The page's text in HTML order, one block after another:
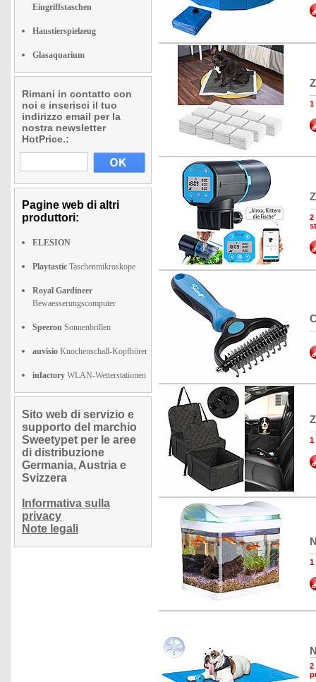
Eingriffstaschen
Haustierspielzeug
Glasaquarium
Rimani in contatto con
noi e inserisci il tuo
indirizzo email per la
nostra newsletter
HotPrice.:
Pagine web di altri
produttori:
ELESION
Playtastic Taschenmikroskope
Royal Gardineer
Bewaesserungscomputer
Speeron Sonnenbrillen
auvisio Knochenschall-Kopfhörer
infactory WLAN-Wetterstationen
Sito web di servizio e
supporto del marchio
Sweetypet per le aree
di distribuzione
Germania, Austria e
Svizzera
Informativa sulla
privacy
Note legali
1
2
1
1
2